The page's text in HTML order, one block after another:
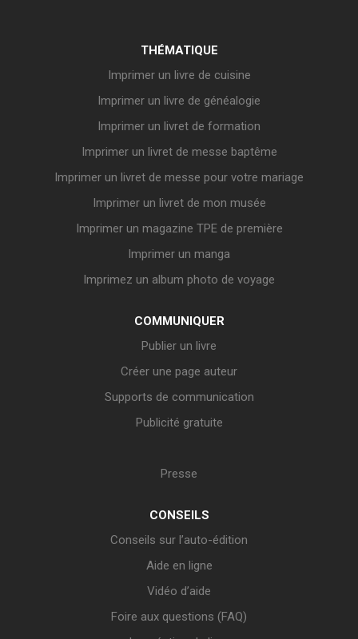
THÉMATIQUE
Imprimer un livre de cuisine
Imprimer un livre de généalogie
Imprimer un livret de formation
Imprimer un livret de messe baptême
Imprimer un livret de messe pour votre mariage
Imprimer un livret de mon musée
Imprimer un magazine TPE de première
Imprimer un manga
Imprimez un album photo de voyage
COMMUNIQUER
Publier un livre
Créer une page auteur
Supports de communication
Publicité gratuite
Presse
CONSEILS
Conseils sur l’auto-édition
Aide en ligne
Vidéo d’aide
Foire aux questions (FAQ)